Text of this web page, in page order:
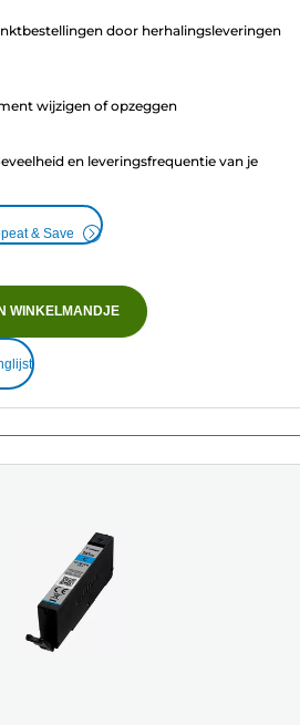
door herhalingsleveringen
wijzigen of opzeggen
en leveringsfrequentie van je
& Save
WINKELMANDJE